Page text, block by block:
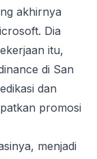
akhirnya
Dia
itu,
di San
dan
promosi
menjadi